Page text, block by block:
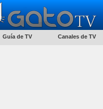
Guía de TV Canales de TV